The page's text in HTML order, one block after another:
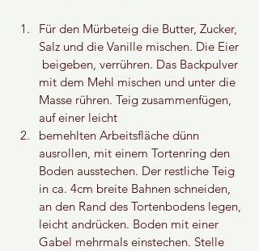
Für den Mürbeteig die Butter, Zucker,
Salz und die Vanille mischen. Die Eier
beigeben, verrühren. Das Backpulver
mit dem Mehl mischen und unter die
Masse rühren. Teig zusammenfügen,
auf einer leicht
bemehlten Arbeitsfläche dünn
ausrollen, mit einem Tortenring den
Boden ausstechen. Der restliche Teig
in ca. 4cm breite Bahnen schneiden,
an den Rand des Tortenbodens legen,
leicht andrücken. Boden mit einer
Gabel mehrmals einstechen. Stelle